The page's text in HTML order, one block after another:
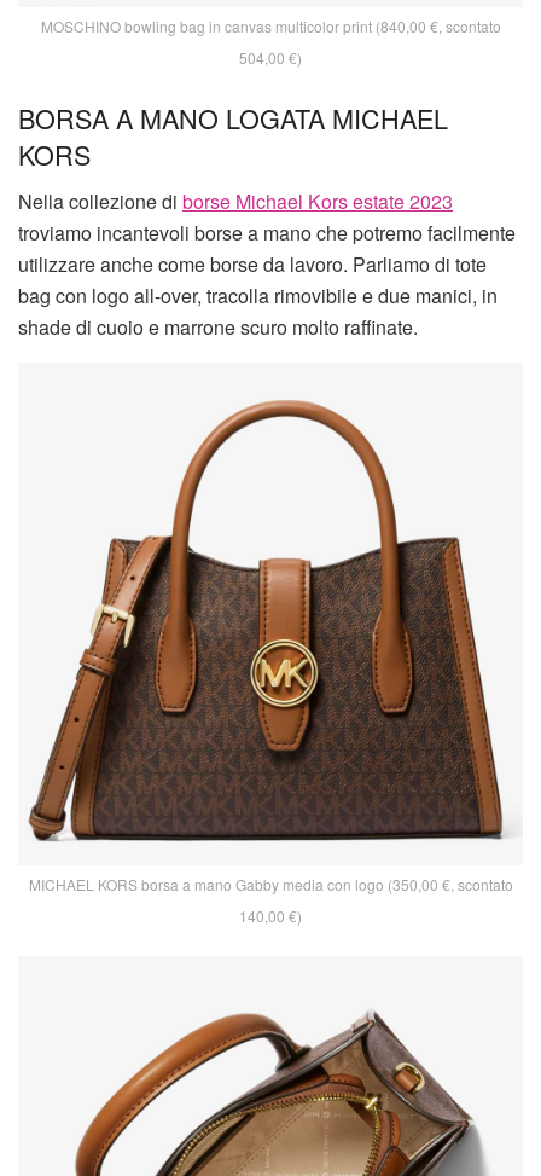
MOSCHINO bowling bag in canvas multicolor print (840,00 €, scontato
504,00 €)
BORSA A MANO LOGATA MICHAEL
KORS
Nella collezione di borse Michael Kors estate 2023
troviamo incantevoli borse a mano che potremo facilmente
utilizzare anche come borse da lavoro. Parliamo di tote
bag con logo all-over, tracolla rimovibile e due manici, in
shade di cuoio e marrone scuro molto raffinate.
MICHAEL KORS borsa a mano Gabby media con logo (350,00 €, scontato
140,00 €)